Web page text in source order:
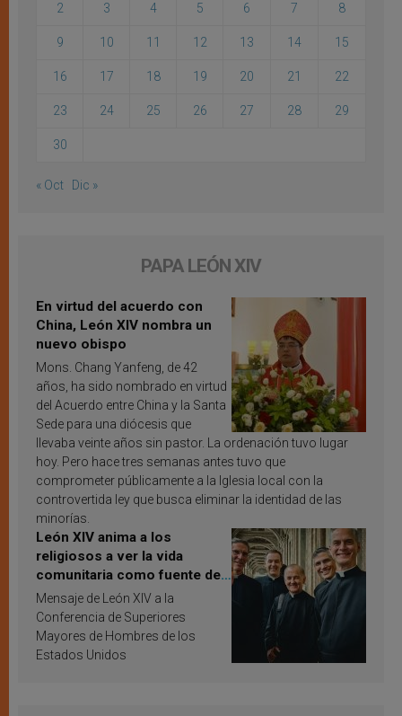
2 3 4 5 6 7 8
9 10 11 12 13 14 15
16 17 18 19 20 21 22
23 24 25 26 27 28 29
30
« Oct Dic »
PAPA LEÓN XIV
En virtud del acuerdo con
China, León XIV nombra un
nuevo obispo
Mons. Chang Yanfeng, de 42
años, ha sido nombrado en virtud
del Acuerdo entre China y la Santa
Sede para una diócesis que
llevaba veinte años sin pastor. La ordenación tuvo lugar
hoy. Pero hace tres semanas antes tuvo que
comprometer públicamente a la Iglesia local con la
controvertida ley que busca eliminar la identidad de las
minorías.
León XIV anima a los
religiosos a ver la vida
comunitaria como fuente de
inspiración y santificación
Mensaje de León XIV a la
Conferencia de Superiores
Mayores de Hombres de los
Estados Unidos